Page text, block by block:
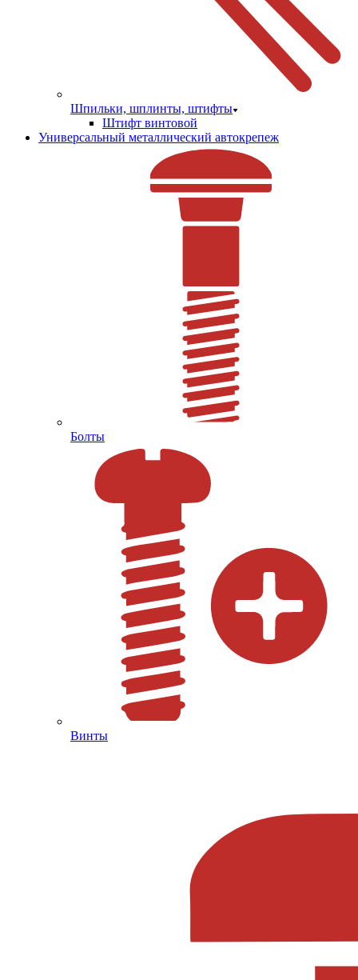
Шпильки, шплинты, штифты
Штифт винтовой
Универсальный металлический автокрепеж
Болты
Винты